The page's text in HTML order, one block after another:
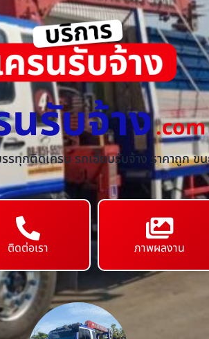
นรับจ้าง.com
รรทุกติดเครน รถเฮี๊ยบรับจ้าง ราคาถูก
ติดต่อเรา ภาพผลงาน